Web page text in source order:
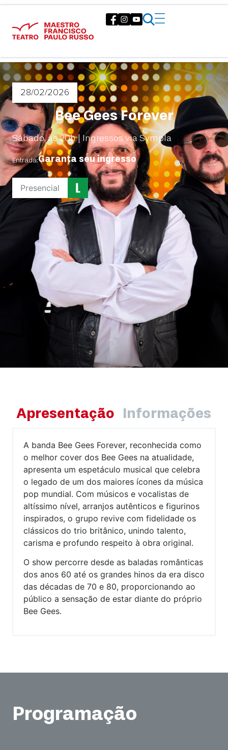
28/02/2026
Bee Gees Forever
Sábado, às 20h | Ingressos via Sympla
Entrada:Garanta seu ingresso
Presencial
Apresentação Informações
A banda Bee Gees Forever, reconhecida como
o melhor cover dos Bee Gees na atualidade,
apresenta um espetáculo musical que celebra
o legado de um dos maiores ícones da música
pop mundial. Com músicos e vocalistas de
altíssimo nível, arranjos autênticos e figurinos
inspirados, o grupo revive com fidelidade os
clássicos do trio britânico, unindo talento,
carisma e profundo respeito à obra original.
O show percorre desde as baladas românticas
dos anos 60 até os grandes hinos da era disco
das décadas de 70 e 80, proporcionando ao
público a sensação de estar diante do próprio
Bee Gees.
Programação